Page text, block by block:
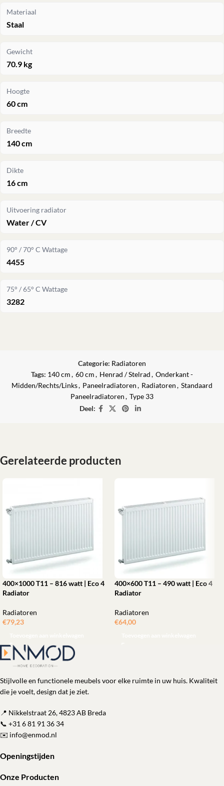
Materiaal
Staal
Gewicht
70.9 kg
Hoogte
60 cm
Breedte
140 cm
Dikte
16 cm
Uitvoering radiator
Water / CV
90° / 70° C Wattage
4455
75° / 65° C Wattage
3282
Categorie: Radiatoren
Tags: 140 cm, 60 cm, Henrad / Stelrad, Onderkant -
Midden/Rechts/Links, Paneelradiatoren, Radiatoren, Standaard
Paneelradiatoren, Type 33
Deel:
Gerelateerde producten
400×1000 T11 – 816 watt | Eco 4
Radiator
Radiatoren
€79,23
400×600 T11 – 490 watt | Eco 4
Radiator
Radiatoren
€64,00
Stijlvolle en functionele meubels voor elke ruimte in uw huis. Kwaliteit
die je voelt, design dat je ziet.
📍 Nikkelstraat 26, 4823 AB Breda
📞 +31 6 81 91 36 34
✉️ info@enmod.nl
Openingstijden
Onze Producten